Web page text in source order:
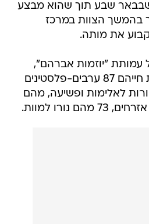
שבבאר שבע תוך שהוא מבצע
בהמשך הצוות במרכז
את מותה.
עמותת "יוזמות אברהם",
בשנת 2022 קיפחו את חייהם 87 ערבים-פלסטינים
לאלימות ופשיעה, מהם